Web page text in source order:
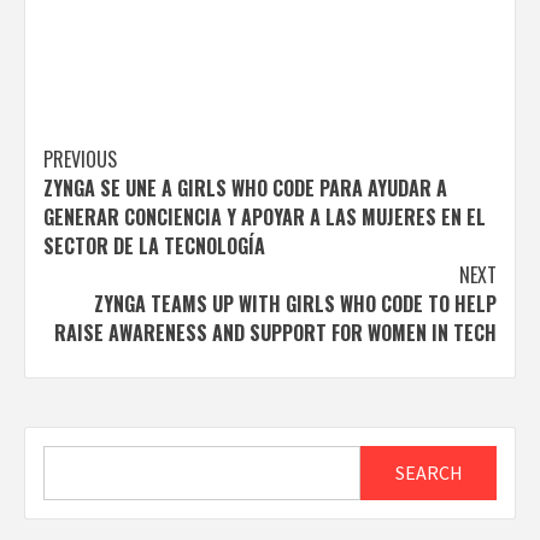
Post
navigation
PREVIOUS
ZYNGA SE UNE A GIRLS WHO CODE PARA AYUDAR A
GENERAR CONCIENCIA Y APOYAR A LAS MUJERES EN EL
SECTOR DE LA TECNOLOGÍA
NEXT
ZYNGA TEAMS UP WITH GIRLS WHO CODE TO HELP
RAISE AWARENESS AND SUPPORT FOR WOMEN IN TECH
SEARCH